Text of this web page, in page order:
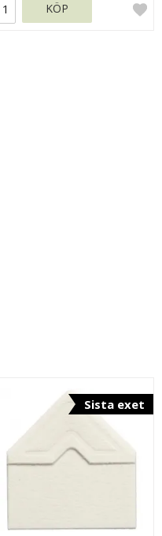
KÖP
Sista exet